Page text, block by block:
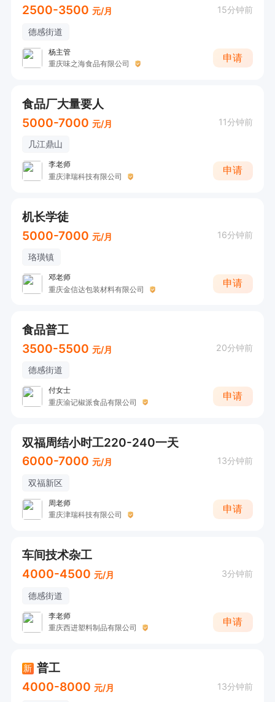
2500-3500 元/月 15分钟前
德感街道
杨主管
重庆味之海食品有限公司
申请
食品厂大量要人
5000-7000 元/月 11分钟前
几江鼎山
李老师
重庆津瑞科技有限公司
申请
机长学徒
5000-7000 元/月 16分钟前
珞璜镇
邓老师
重庆金信达包装材料有限公司
申请
食品普工
3500-5500 元/月 20分钟前
德感街道
付女士
重庆渝记椒派食品有限公司
申请
双福周结小时工220-240一天
6000-7000 元/月 13分钟前
双福新区
周老师
重庆津瑞科技有限公司
申请
车间技术杂工
4000-4500 元/月 3分钟前
德感街道
李老师
重庆西进塑料制品有限公司
申请
新 普工
4000-8000 元/月 13分钟前